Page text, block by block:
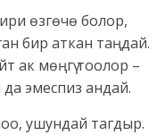
өзгөчө болор,
бир аткан таңдай.
ак мөңгү тоолор –
эмеспиз андай.
ушундай тагдыр.